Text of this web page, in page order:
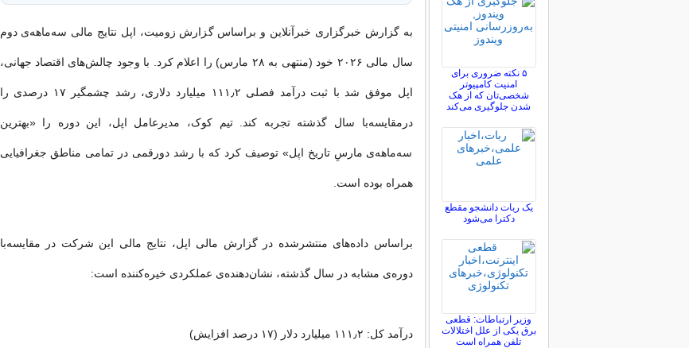
به گزارش خبرگزاری خبرآنلاین و براساس گزارش زومیت، اپل نتایج مالی سه‌ماهه‌ی دوم
سال مالی ۲۰۲۶ خود (منتهی به ۲۸ مارس) را اعلام کرد. با وجود چالش‌های اقتصاد جهانی،
اپل موفق شد با ثبت درآمد فصلی ۱۱۱٫۲ میلیارد دلاری، رشد چشمگیر ۱۷ درصدی را
درمقایسه‌با سال گذشته تجربه کند. تیم کوک، مدیرعامل اپل، این دوره را «بهترین
سه‌ماهه‌ی مارسِ تاریخ اپل» توصیف کرد که با رشد دورقمی در تمامی مناطق جغرافیایی
همراه بوده است.
براساس داده‌های منتشرشده در گزارش مالی اپل، نتایج مالی این شرکت در مقایسه‌با
دوره‌ی مشابه در سال گذشته، نشان‌دهنده‌ی عملکردی خیره‌کننده است:
درآمد کل: ۱۱۱٫۲ میلیارد دلار (۱۷ درصد افزایش)
۵ نکته ضروری برای
امنیت کامپیوتر
شخصی‌تان که از هک
شدن جلوگیری می‌کند
یک ربات دانشجو مقطع
دکترا می‌شود
وزیر ارتباطات: قطعی
برق یکی از علل اختلالات
تلفن همراه است